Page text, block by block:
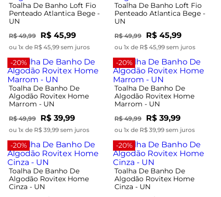
Toalha De Banho Loft Fio
Penteado Atlantica Bege -
UN
R$ 49,99 R$ 45,99
ou 1x de R$ 45,99 sem juros
Toalha De Banho Loft Fio
Penteado Atlantica Bege -
UN
R$ 49,99 R$ 45,99
ou 1x de R$ 45,99 sem juros
-20%
Toalha De Banho De
Algodão Rovitex Home
Marrom - UN
R$ 49,99 R$ 39,99
ou 1x de R$ 39,99 sem juros
-20%
Toalha De Banho De
Algodão Rovitex Home
Marrom - UN
R$ 49,99 R$ 39,99
ou 1x de R$ 39,99 sem juros
-20%
Toalha De Banho De
Algodão Rovitex Home
Cinza - UN
-20%
Toalha De Banho De
Algodão Rovitex Home
Cinza - UN